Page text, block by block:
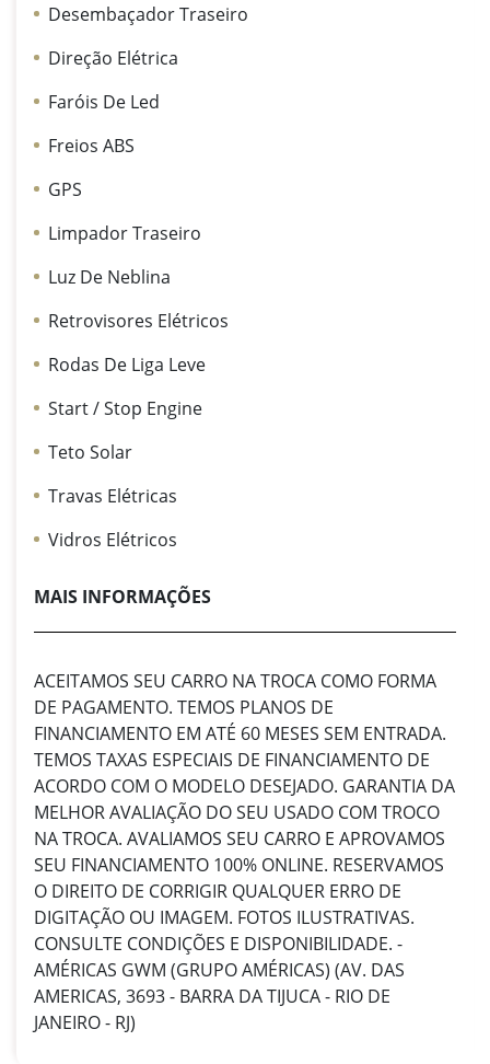
Desembaçador Traseiro
Direção Elétrica
Faróis De Led
Freios ABS
GPS
Limpador Traseiro
Luz De Neblina
Retrovisores Elétricos
Rodas De Liga Leve
Start / Stop Engine
Teto Solar
Travas Elétricas
Vidros Elétricos
MAIS INFORMAÇÕES
ACEITAMOS SEU CARRO NA TROCA COMO FORMA
DE PAGAMENTO. TEMOS PLANOS DE
FINANCIAMENTO EM ATÉ 60 MESES SEM ENTRADA.
TEMOS TAXAS ESPECIAIS DE FINANCIAMENTO DE
ACORDO COM O MODELO DESEJADO. GARANTIA DA
MELHOR AVALIAÇÃO DO SEU USADO COM TROCO
NA TROCA. AVALIAMOS SEU CARRO E APROVAMOS
SEU FINANCIAMENTO 100% ONLINE. RESERVAMOS
O DIREITO DE CORRIGIR QUALQUER ERRO DE
DIGITAÇÃO OU IMAGEM. FOTOS ILUSTRATIVAS.
CONSULTE CONDIÇÕES E DISPONIBILIDADE. -
AMÉRICAS GWM (GRUPO AMÉRICAS) (AV. DAS
AMERICAS, 3693 - BARRA DA TIJUCA - RIO DE
JANEIRO - RJ)